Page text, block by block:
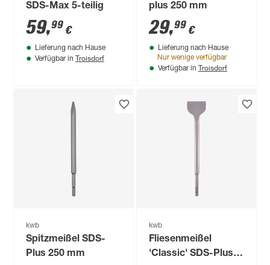
SDS-Max 5-teilig
59,99 €
Lieferung nach Hause
Verfügbar in Troisdorf
plus 250 mm
29,99 €
Lieferung nach Hause
Nur wenige verfügbar
Verfügbar in Troisdorf
kwb
Spitzmeißel SDS-
Plus 250 mm
kwb
Fliesenmeißel
'Classic' SDS-Plus